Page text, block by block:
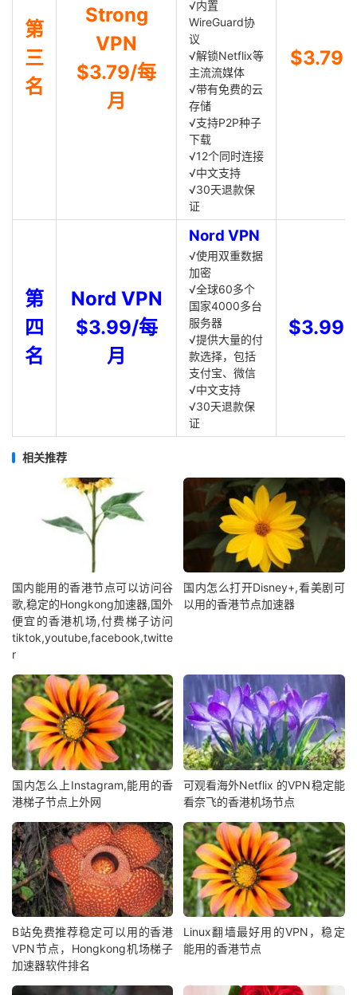
第
三
名
Strong
VPN
$3.79/每
月
√内置
WireGuard协
议
√解锁Netflix等
主流流媒体
√带有免费的云
存储
√支持P2P种子
下载
√12个同时连接
√中文支持
√30天退款保
证
$3.79
第
四
名
Nord VPN
$3.99/每
月
Nord VPN
√使用双重数据
加密
√全球60多个
国家4000多台
服务器
√提供大量的付
款选择，包括
支付宝、微信
√中文支持
√30天退款保
证
$3.99
相关推荐
国内能用的香港节点可以访问谷
歌,稳定的Hongkong加速器,国外
便宜的香港机场,付费梯子访问
tiktok,youtube,facebook,twitte
r
国内怎么打开Disney+,看美剧可
以用的香港节点加速器
国内怎么上Instagram,能用的香
港梯子节点上外网
可观看海外Netflix 的VPN稳定能
看奈飞的香港机场节点
B站免费推荐稳定可以用的香港
VPN节点，Hongkong机场梯子
加速器软件排名
Linux翻墙最好用的VPN，稳定
能用的香港节点